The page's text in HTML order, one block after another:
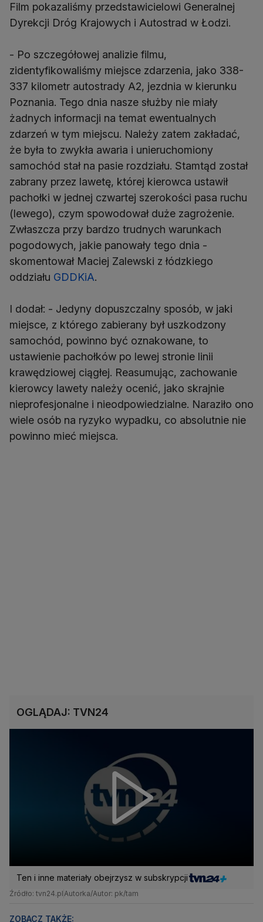
Film pokazaliśmy przedstawicielowi Generalnej
Dyrekcji Dróg Krajowych i Autostrad w Łodzi.
- Po szczegółowej analizie filmu,
zidentyfikowaliśmy miejsce zdarzenia, jako 338-
337 kilometr autostrady A2, jezdnia w kierunku
Poznania. Tego dnia nasze służby nie miały
żadnych informacji na temat ewentualnych
zdarzeń w tym miejscu. Należy zatem zakładać,
że była to zwykła awaria i unieruchomiony
samochód stał na pasie rozdziału. Stamtąd został
zabrany przez lawetę, której kierowca ustawił
pachołki w jednej czwartej szerokości pasa ruchu
(lewego), czym spowodował duże zagrożenie.
Zwłaszcza przy bardzo trudnych warunkach
pogodowych, jakie panowały tego dnia -
skomentował Maciej Zalewski z łódzkiego
oddziału GDDKiA.
I dodał: - Jedyny dopuszczalny sposób, w jaki
miejsce, z którego zabierany był uszkodzony
samochód, powinno być oznakowane, to
ustawienie pachołków po lewej stronie linii
krawędziowej ciągłej. Reasumując, zachowanie
kierowcy lawety należy ocenić, jako skrajnie
nieprofesjonalne i nieodpowiedzialne. Naraziło ono
wiele osób na ryzyko wypadku, co absolutnie nie
powinno mieć miejsca.
OGLĄDAJ: TVN24
Ten i inne materiały obejrzysz w subskrypcji
Źródło: tvn24.plAutorka/Autor: pk/tam
ZOBACZ TAKŻE: